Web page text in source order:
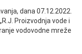
dana 07.12.2022.
Proizvodnja vode i
vodovodne mreže